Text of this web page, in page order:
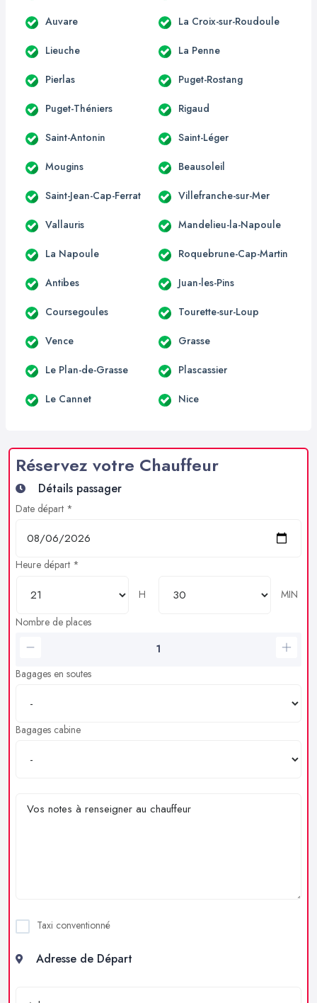
Auvare La Croix-sur-Roudoule
Lieuche La Penne
Pierlas Puget-Rostang
Puget-Théniers Rigaud
Saint-Antonin Saint-Léger
Mougins Beausoleil
Saint-Jean-Cap-Ferrat Villefranche-sur-Mer
Vallauris Mandelieu-la-Napoule
La Napoule Roquebrune-Cap-Martin
Antibes Juan-les-Pins
Coursegoules Tourette-sur-Loup
Vence Grasse
Le Plan-de-Grasse Plascassier
Le Cannet Nice
Réservez votre Chauffeur
Détails passager
Date départ *
Heure départ *
H
MIN
Nombre de places
Bagages en soutes
Bagages cabine
Taxi conventionné
Adresse de Départ